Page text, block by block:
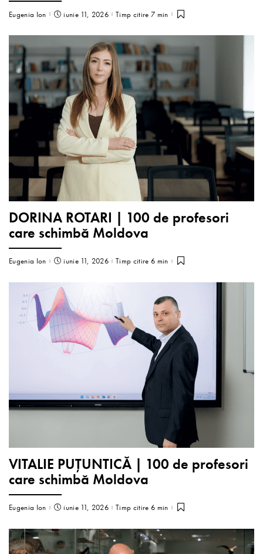
Eugenia Ion iunie 11, 2026 Timp citire 7 min
DORINA ROTARI | 100 de profesori
care schimbă Moldova
Eugenia Ion iunie 11, 2026 Timp citire 6 min
VITALIE PUȚUNTICĂ | 100 de profesori
care schimbă Moldova
Eugenia Ion iunie 11, 2026 Timp citire 6 min